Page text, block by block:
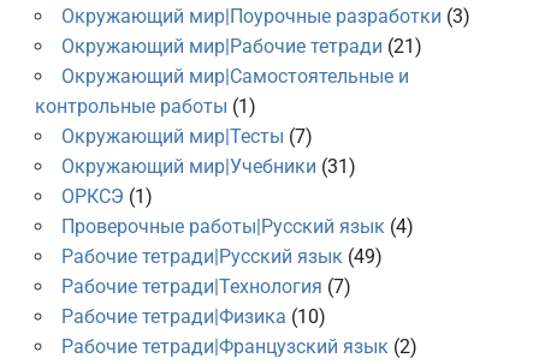
Окружающий мир|Поурочные разработки (3)
Окружающий мир|Рабочие тетради (21)
Окружающий мир|Самостоятельные и
контрольные работы (1)
Окружающий мир|Тесты (7)
Окружающий мир|Учебники (31)
ОРКСЭ (1)
Проверочные работы|Русский язык(4)
Рабочие тетради|Русский язык(49)
Рабочие тетради|Технология (7)
Рабочие тетради|Физика (10)
Рабочие тетради|Французский язык(2)